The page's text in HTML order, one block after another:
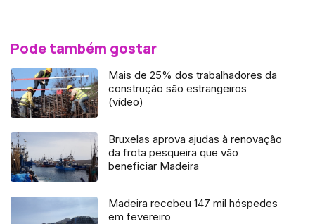
Pode também gostar
Mais de 25% dos trabalhadores da
construção são estrangeiros
(vídeo)
Bruxelas aprova ajudas à renovação
da frota pesqueira que vão
beneficiar Madeira
Madeira recebeu 147 mil hóspedes
em fevereiro